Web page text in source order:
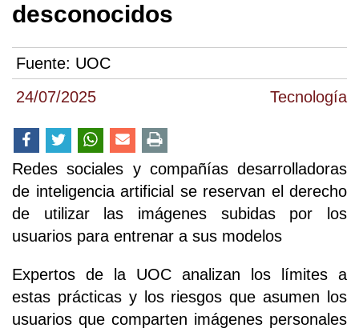
24/07/2025 Tecnología
desconocidos
Fuente: UOC
Redes sociales y compañías desarrolladoras
de inteligencia artificial se reservan el derecho
de utilizar las imágenes subidas por los
usuarios para entrenar a sus modelos
Expertos de la UOC analizan los límites a
estas prácticas y los riesgos que asumen los
usuarios que comparten imágenes personales